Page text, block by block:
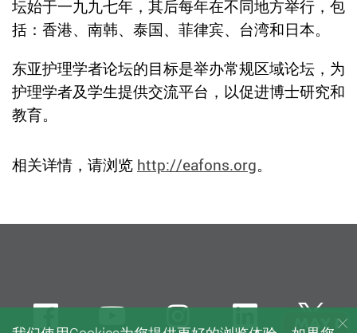
坛始于一九九七年，其后每年在不同地方举行，包
括：香港、南韩、泰国、菲律宾、台湾和日本。
东亚护理学者论坛的目标是举办常规区域论坛，为
护理学者及学生提供交流平台，以促进博士研究和
教育。
相关详情，请浏览 http://eafons.org。
FacebookYoutubeinstagramLinkedIn